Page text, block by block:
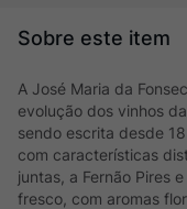
A José Maria da
evolução dos vinhos
sendo escrita desde
com características
juntas, a Fernão Pires
fresco, com aromas